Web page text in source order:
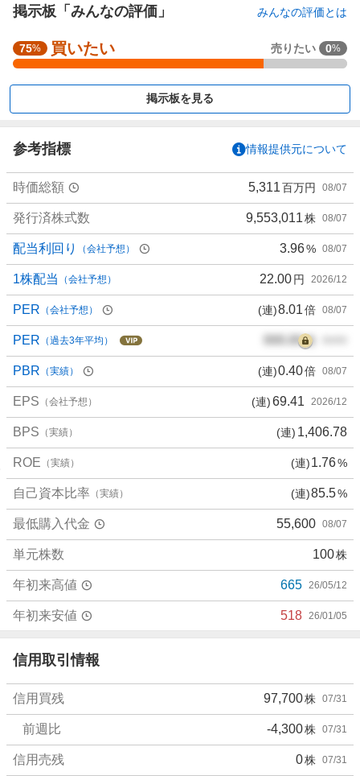
掲示板「みんなの評価」 みんなの評価とは
強
く
買
7
5
%
、
買
い
た
い
0
%
、
子
見
2
5
%
、
り
た
い
0
%
、
強
く
売
り
た
い
0
75% 買いたい 売りたい 0%
掲示板を見る
参考指標 情報提供元について
時価総額 5,311百万円 08/07
発行済株式数 9,553,011株 08/07
配当利回り （会社予想） 3.96% 08/07
1株配当 （会社予想） 22.00円 2026/12
PER （会社予想） (連)8.01倍 08/07
PER （過去3年平均） 000.00倍
PBR （実績） (連)0.40倍 08/07
EPS （会社予想） (連)69.41 2026/12
BPS （実績） (連) 1,406.78
ROE （実績） (連)1.76%
自己資本比率 （実績） (連)85.5%
最低購入代金 55,600 08/07
単元株数 100株
年初来高値 665 26/05/12
年初来安値 518 26/01/05
信用取引情報
信用買残 97,700株 07/31
前週比 -4,300株 07/31
信用売残 0株 07/31